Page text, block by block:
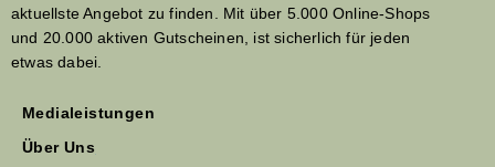
aktuellste Angebot zu finden. Mit über 5.000 Online-Shops
und 20.000 aktiven Gutscheinen, ist sicherlich für jeden
etwas dabei.
Medialeistungen
Über Uns